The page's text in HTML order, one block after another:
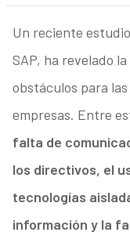
Un reciente
SAP, ha revelado
obstáculos para
empresas. Entre
falta de
los directivos, el
tecnologías
información y la